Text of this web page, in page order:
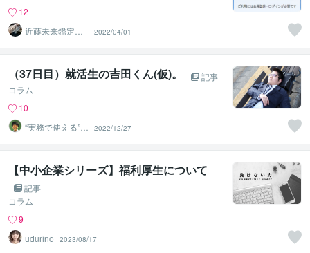
12
近藤未来鑑定
近藤 光 【移転
済】
2022/04/01
（37日目）就活生の吉田くん(仮)。
記事
コラム
10
“実務で使える”改
善パートナー／
かめきち
2022/12/27
【中小企業シリーズ】福利厚生について
記事
コラム
9
udurino
2023/08/17